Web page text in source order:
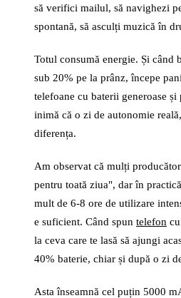
să verifici mailul, să navighezi
spontană, să asculți muzică în
Totul consumă energie. Și când
sub 20% pe la prânz, începe
telefoane cu baterii generoase și
inimă că o zi de autonomie
diferența.
Am observat că mulți
pentru toată ziua", dar în
mult de 6-8 ore de utilizare
e suficient. Când spun telefon
la ceva care te lasă să ajungi
40% baterie, chiar și după o zi
Asta înseamnă cel puțin 5000